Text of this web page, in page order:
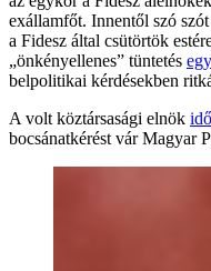
exállamfőt. Innentől szó
a Fidesz által csütörtök
„önkényellenes” tüntetés
belpolitikai kérdésekben
A volt köztársasági elnök
bocsánatkérést vár Magyar